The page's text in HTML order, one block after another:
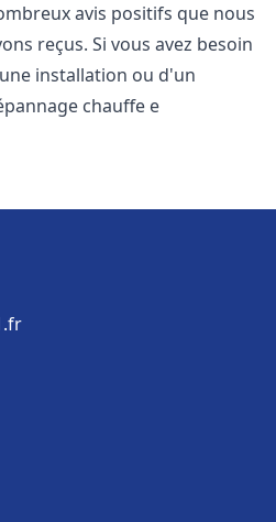
avis positifs que nous
reçus. Si vous avez besoin
installation ou d'un
chauffe e